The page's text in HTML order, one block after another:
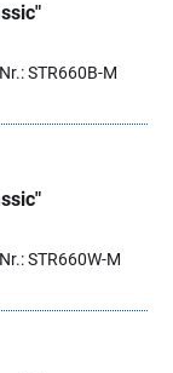
STR660B-M
STR660W-M